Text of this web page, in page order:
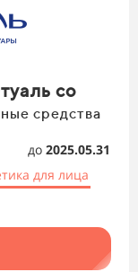
со
средства
до 2025.05.31
для лица